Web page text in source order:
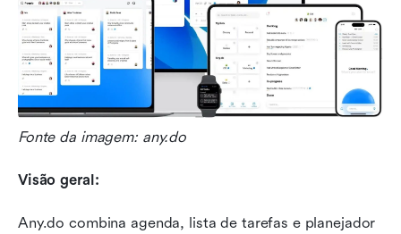
Fonte da imagem: any.do
Visão geral:
Any.do combina agenda, lista de tarefas e planejador